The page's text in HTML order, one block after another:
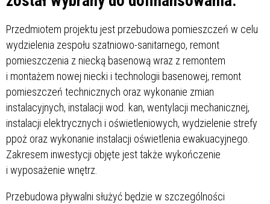
Przedmiotem projektu jest przebudowa pomieszczeń w celu
wydzielenia zespołu szatniowo-sanitarnego, remont
pomieszczenia z niecką basenową wraz z remontem
i montażem nowej niecki i technologii basenowej, remont
pomieszczeń technicznych oraz wykonanie zmian
instalacyjnych, instalacji wod. kan, wentylacji mechanicznej,
instalacji elektrycznych i oświetleniowych, wydzielenie strefy
ppoż oraz wykonanie instalacji oświetlenia ewakuacyjnego.
Zakresem inwestycji objęte jest także wykończenie
i wyposażenie wnętrz.
Przebudowa pływalni służyć będzie w szczególności